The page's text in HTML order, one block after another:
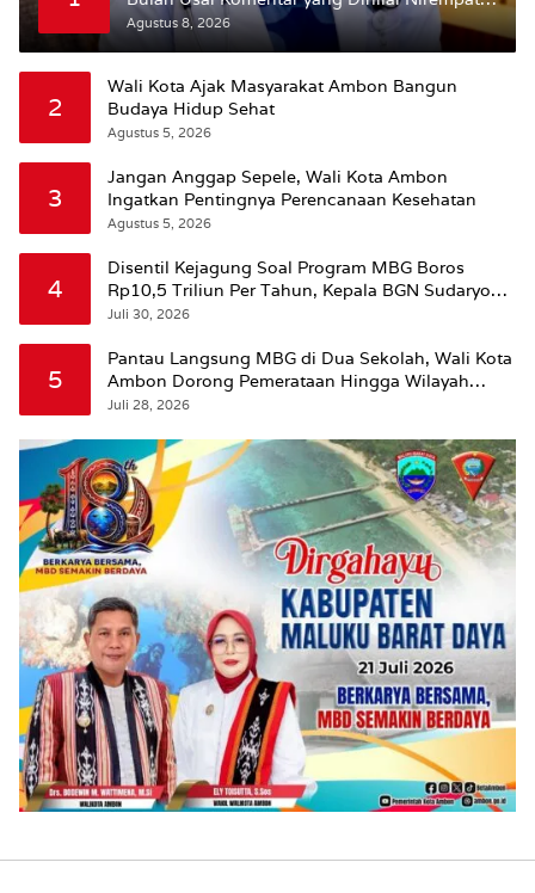
ke Pasien BPJS
Agustus 8, 2026
2
Wali Kota Ajak Masyarakat Ambon Bangun
Budaya Hidup Sehat
Agustus 5, 2026
3
Jangan Anggap Sepele, Wali Kota Ambon
Ingatkan Pentingnya Perencanaan Kesehatan
Agustus 5, 2026
4
Disentil Kejagung Soal Program MBG Boros
Rp10,5 Triliun Per Tahun, Kepala BGN Sudaryono
Beri Penjelasan
Juli 30, 2026
5
Pantau Langsung MBG di Dua Sekolah, Wali Kota
Ambon Dorong Pemerataan Hingga Wilayah
Leitimur Selatan
Juli 28, 2026